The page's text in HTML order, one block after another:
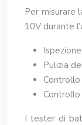
Per misurare
10V durante
Pulizia
I tester di